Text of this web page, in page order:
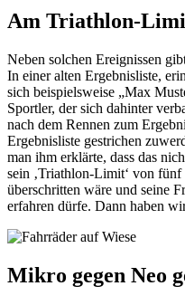
Am Triathlon-
Neben solchen Ereignissen
In einer alten Ergebnisliste,
sich beispielsweise „Max
Sportler, der sich dahinter
nach dem Rennen zum
Ergebnisliste gestrichen
man ihm erklärte, dass das
sein ‚Triathlon-Limit‘ von fünf
überschritten wäre und seine
erfahren dürfe. Dann haben
Mikro gegen Neo